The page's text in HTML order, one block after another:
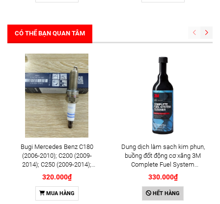
CÓ THỂ BẠN QUAN TÂM
Bugi Mercedes Benz C180
(2006-2010); C200 (2009-
2014); C250 (2009-2014);
E250 (2009-2013); G500
(2008-2015); GL450 (2006-
2012), S500 (2005-2011);
SLK200 (2011-2015) chính
320.000₫
MUA HÀNG
Dung dịch làm sạch kim phun,
buồng đốt động cơ xăng 3M
Complete Fuel System
Cleaner 473ml (08813)
330.000₫
HẾT HÀNG